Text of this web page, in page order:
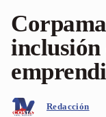
inclusión
Redacción